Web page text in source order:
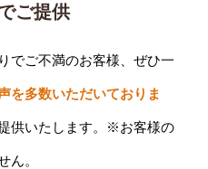
ご提供
でご不満のお客様、ぜひ一
を多数いただいておりま
供いたします。※お客様の
ん。